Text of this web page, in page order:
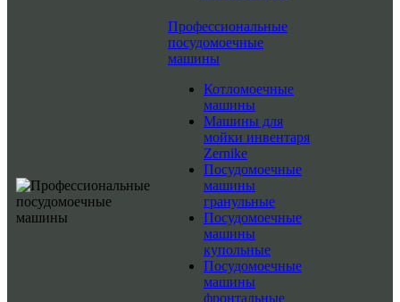
Профессиональные
посудомоечные
машины
Котломоечные
машины
Машины для
мойки инвентаря
Zernike
Посудомоечные
машины
гранульные
Посудомоечные
машины
купольные
Посудомоечные
машины
фронтальные